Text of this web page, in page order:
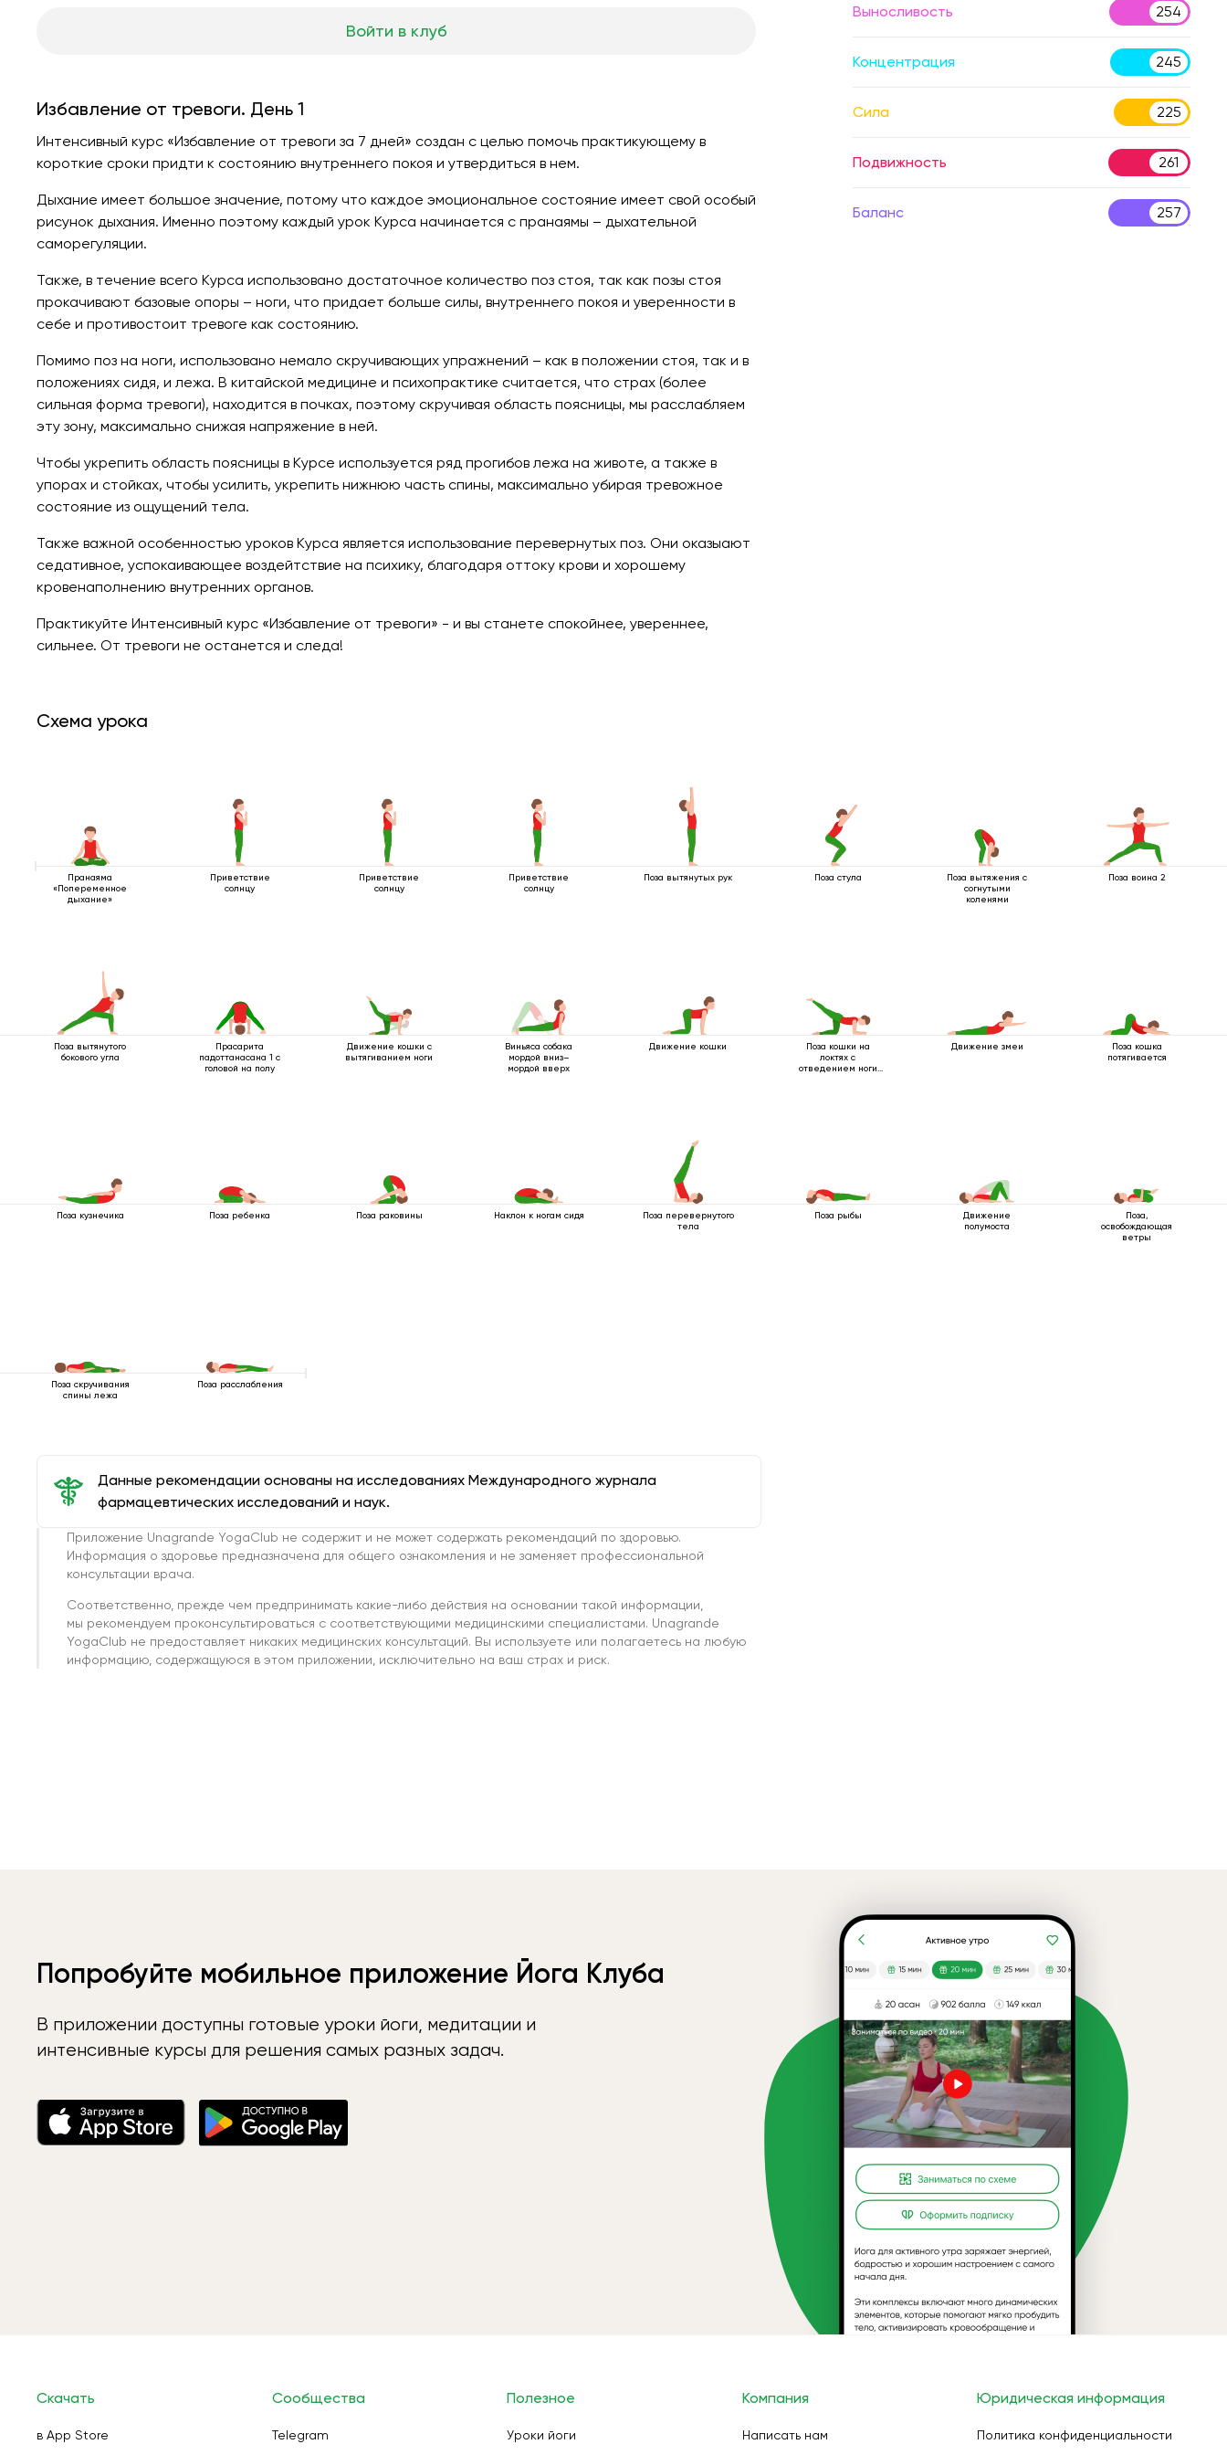
Войти в клуб
Избавление от тревоги. День 1
Интенсивный курс «Избавление от тревоги за 7 дней» создан с целью помочь практикующему в
короткие сроки придти к состоянию внутреннего покоя и утвердиться в нем.
Дыхание имеет большое значение, потому что каждое эмоциональное состояние имеет свой особый
рисунок дыхания. Именно поэтому каждый урок Курса начинается с пранаямы – дыхательной
саморегуляции.
Также, в течение всего Курса использовано достаточное количество поз стоя, так как позы стоя
прокачивают базовые опоры – ноги, что придает больше силы, внутреннего покоя и уверенности в
себе и противостоит тревоге как состоянию.
Помимо поз на ноги, использовано немало скручивающих упражнений – как в положении стоя, так и в
положениях сидя, и лежа. В китайской медицине и психопрактике считается, что страх (более
сильная форма тревоги), находится в почках, поэтому скручивая область поясницы, мы расслабляем
эту зону, максимально снижая напряжение в ней.
Чтобы укрепить область поясницы в Курсе используется ряд прогибов лежа на животе, а также в
упорах и стойках, чтобы усилить, укрепить нижнюю часть спины, максимально убирая тревожное
состояние из ощущений тела.
Также важной особенностью уроков Курса является использование перевернутых поз. Они оказыают
седативное, успокаивающее воздейтствие на психику, благодаря оттоку крови и хорошему
кровенаполнению внутренних органов.
Практикуйте Интенсивный курс «Избавление от тревоги» - и вы станете спокойнее, увереннее,
сильнее. От тревоги не останется и следа!
Выносливость 254
Концентрация 245
Сила 225
Подвижность 261
Баланс 257
Схема урока
Пранаяма
«Попеременное
дыхание»
Приветствие
солнцу
Приветствие
солнцу
Приветствие
солнцу
Поза вытянутых рук Поза стула
Поза вытяжения с
согнутыми
коленями
Поза воина 2
Поза вытянутого
бокового угла
Прасарита
падоттанасана 1 с
головой на полу
Движение кошки с
вытягиванием ноги
Виньяса собака
мордой вниз–
мордой вверх
Движение кошки
Поза кошки на
локтях с
отведением ноги
Движение змеи
Поза кошка
потягивается
Поза кузнечика Поза ребенка Поза раковины Наклон к ногам сидя
Поза перевернутого
тела
Поза рыбы
Движение
полумоста
Поза,
освобождающая
ветры
Поза скручивания
спины лежа
Поза расслабления
Данные рекомендации основаны на исследованиях Международного журнала
фармацевтических исследований и наук.
Приложение Unagrande YogaClub не содержит и не может содержать рекомендаций по здоровью.
Информация о здоровье предназначена для общего ознакомления и не заменяет профессиональной
консультации врача.
Соответственно, прежде чем предпринимать какие-либо действия на основании такой информации,
мы рекомендуем проконсультироваться с соответствующими медицинскими специалистами. Unagrande
YogaClub не предоставляет никаких медицинских консультаций. Вы используете или полагаетесь на любую
информацию, содержащуюся в этом приложении, исключительно на ваш страх и риск.
Попробуйте мобильное приложение Йога Клуба
В приложении доступны готовые уроки йоги, медитации и
интенсивные курсы для решения самых разных задач.
Скачать
в App Store
Сообщества
Telegram
Полезное
Уроки йоги
Компания
Написать нам
Юридическая информация
Политика конфиденциальности